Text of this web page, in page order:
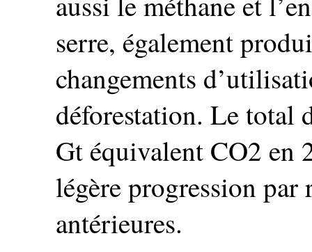
serre, également
changements
déforestation. Le total
Gt équivalent CO2 en
légère progression par
antérieures.